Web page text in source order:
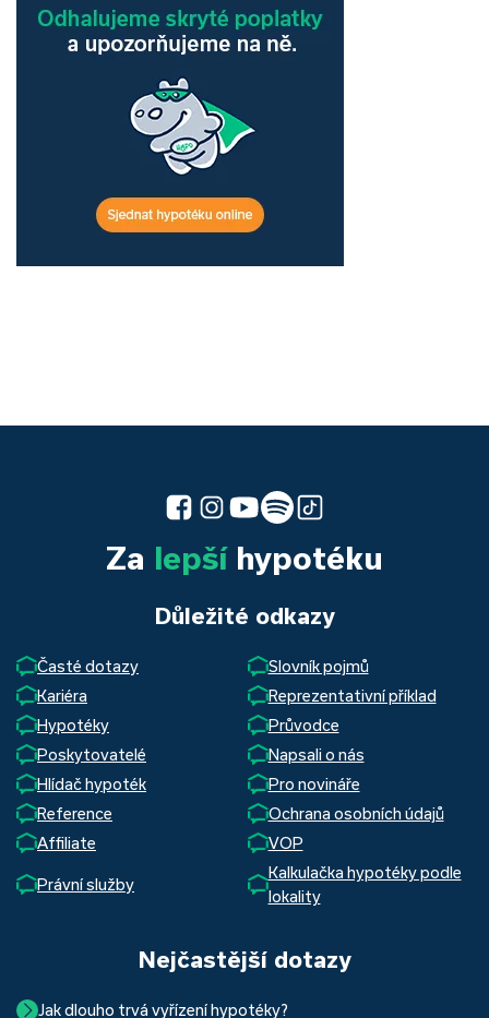
Za lepšíhypotéku
Důležité odkazy
Časté dotazy
Slovník pojmů
Kariéra
Reprezentativní příklad
Hypotéky
Průvodce
Poskytovatelé
Napsali o nás
Hlídač hypoték
Pro novináře
Reference
Ochrana osobních údajů
Affiliate
VOP
Právní služby
Kalkulačka hypotéky podle
lokality
Nejčastější dotazy
Jak dlouho trvá vyřízení hypotéky?